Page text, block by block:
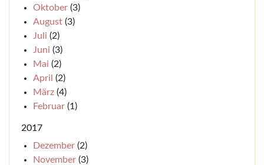
Oktober (3)
August (3)
Juli (2)
Juni (3)
Mai (2)
April (2)
März (4)
Februar (1)
2017
Dezember (2)
November (3)